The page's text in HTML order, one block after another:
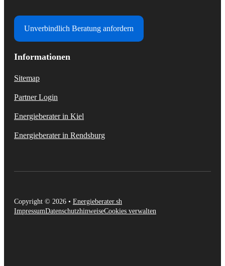
Informationen
Sitemap
Partner Login
Energieberater in Kiel
Energieberater in Rendsburg
Unverbindlich Beratung anfordern
Copyright © 2026 • Energieberater.sh
ImpressumDatenschutzhinweiseCookies verwalten